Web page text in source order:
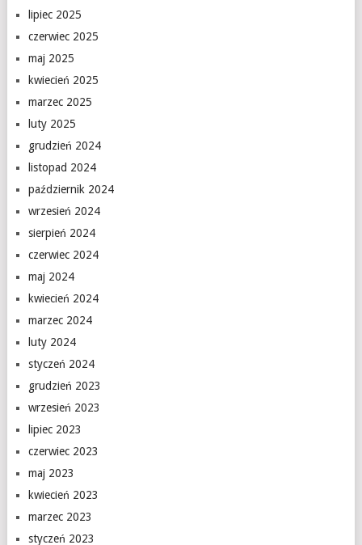
lipiec 2025
czerwiec 2025
maj 2025
kwiecień 2025
marzec 2025
luty 2025
grudzień 2024
listopad 2024
październik 2024
wrzesień 2024
sierpień 2024
czerwiec 2024
maj 2024
kwiecień 2024
marzec 2024
luty 2024
styczeń 2024
grudzień 2023
wrzesień 2023
lipiec 2023
czerwiec 2023
maj 2023
kwiecień 2023
marzec 2023
styczeń 2023